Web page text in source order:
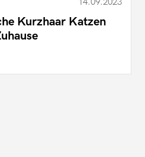
Kurzhaar Katzen